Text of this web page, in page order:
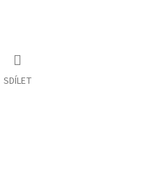
SDÍLET